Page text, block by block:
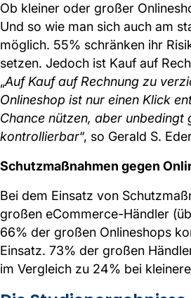
Ob kleiner oder großer
Und so wie man sich auch am
möglich. 55% schränken ihr
setzen. Jedoch ist Kauf auf
„Auf Kauf auf Rechnung zu
Onlineshop ist nur einen Klick
Chance nützen, aber unbedingt
kontrollierbar“, so Gerald S.
Schutzmaßnahmen gegen
Bei dem Einsatz von
großen eCommerce-Händler
66% der großen Onlineshops
Einsatz. 73% der großen
im Vergleich zu 24% bei